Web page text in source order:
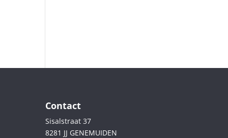
Contact
Sisalstraat 37
8281 JJ GENEMUIDEN